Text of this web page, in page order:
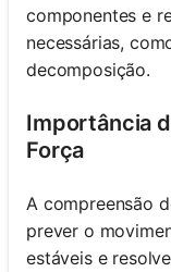
componentes e
necessárias,
decomposição.
Importância
Força
A compreensão
prever o
estáveis e